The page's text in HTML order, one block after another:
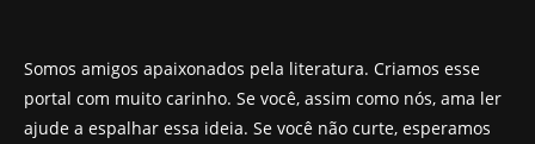
Somos amigos apaixonados pela literatura. Criamos esse
portal com muito carinho. Se você, assim como nós, ama ler
ajude a espalhar essa ideia. Se você não curte, esperamos